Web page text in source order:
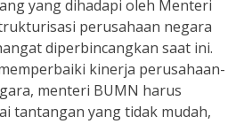
yang dihadapi oleh Menteri
perusahaan negara
diperbincangkan saat ini.
kinerja perusahaan-
menteri BUMN harus
tantangan yang tidak mudah,